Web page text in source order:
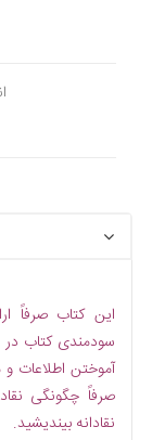
این کتاب صرفاً
سودمندی کتاب در
آموختن اطلاعات
صرفاً چگونگی
نقادانه بیندیشید.